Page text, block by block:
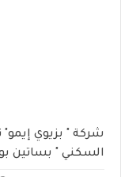
شركة " بزيوي
السكني " بساتين